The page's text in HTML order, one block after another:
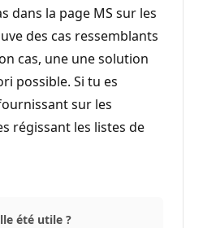
dans la page MS sur les
des cas ressemblants
cas, une une solution
possible. Si tu es
sur les
régissant les listes de
été utile ?